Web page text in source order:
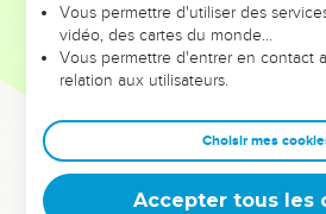
et les saisons difficiles qu'ils ont
sont elles qui les ont
Dans cette conférence, leaders,
clés pour avancer avec plus de
deviennent vos tremplins. Que vous
équipe, un groupe ou une famille,
Vous permettre d'utiliser des
vidéo, des cartes du monde…
Vous permettre d'entrer en contact
relation aux utilisateurs.
Choisir mes
Accepter tous les